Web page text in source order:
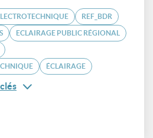
REF_BDR
ECLAIRAGE PUBLIC RÉGIONAL
ÉCLAIRAGE